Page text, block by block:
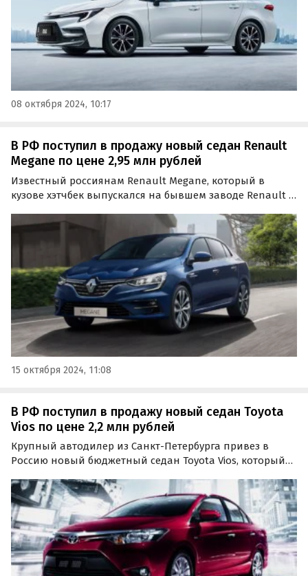
08 октября 2024, 10:17
В РФ поступил в продажу новый седан Renault
Megane по цене 2,95 млн рублей
Известный россиянам Renault Megane, который в
кузове хэтчбек выпускался на бывшем заводе Renault в
России.
15 октября 2024, 11:08
В РФ поступил в продажу новый седан Toyota
Vios по цене 2,2 млн рублей
Крупный автодилер из Санкт-Петербурга привез в
Россию новый бюджетный седан Toyota Vios, который
Hyundai Solaris. Купить его можно за 2 170 000 рублей,
пишут «Автоновости дня».